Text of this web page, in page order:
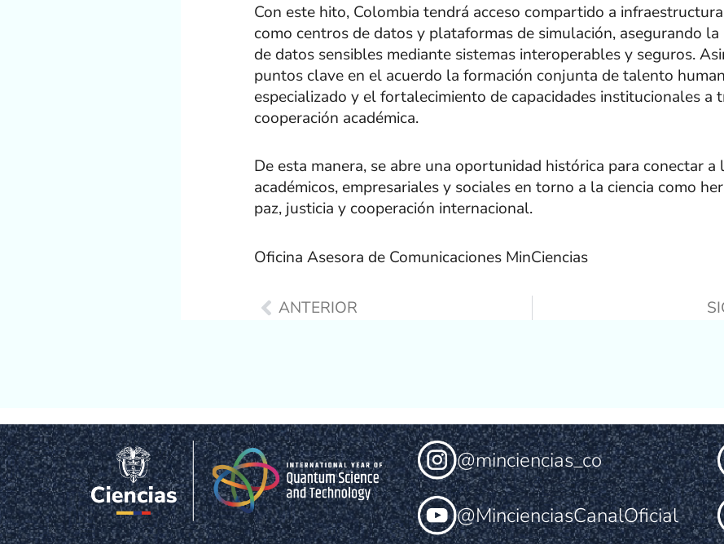
Con este hito, Colombia tendrá acceso compartido a
como centros de datos y plataformas de simulación, asegurando
de datos sensibles mediante sistemas interoperables y seguros.
puntos clave en el acuerdo la formación conjunta de talento
especializado y el fortalecimiento de capacidades institucionales a
cooperación académica.
De esta manera, se abre una oportunidad histórica para conectar a
académicos, empresariales y sociales en torno a la ciencia como
paz, justicia y cooperación internacional.
Oficina Asesora de Comunicaciones MinCiencias
Prev
ANTERIOR
@minciencias_co
@MincienciasCanalOficial